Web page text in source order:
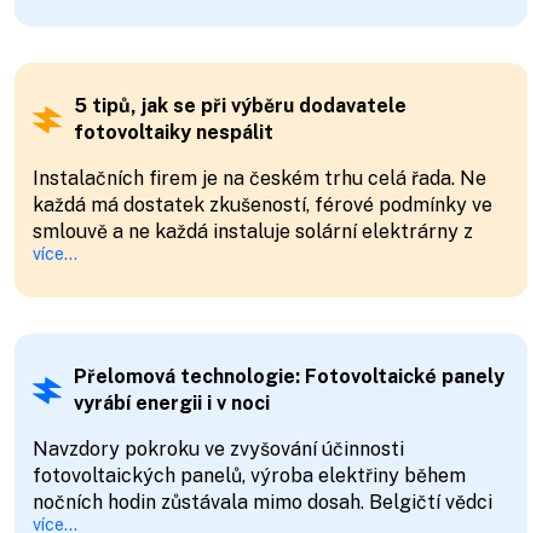
zvážení důležitých aspektů.
5 tipů, jak se při výběru dodavatele
fotovoltaiky nespálit
Instalačních firem je na českém trhu celá řada. Ne
každá má dostatek zkušeností, férové podmínky ve
smlouvě a ne každá instaluje solární elektrárny z
kvalitních komponentů. Správným postupem
více...
Přelomová technologie: Fotovoltaické panely
vyrábí energii i v noci
Navzdory pokroku ve zvyšování účinnosti
fotovoltaických panelů, výroba elektřiny během
nočních hodin zůstávala mimo dosah. Belgičtí vědci
více...